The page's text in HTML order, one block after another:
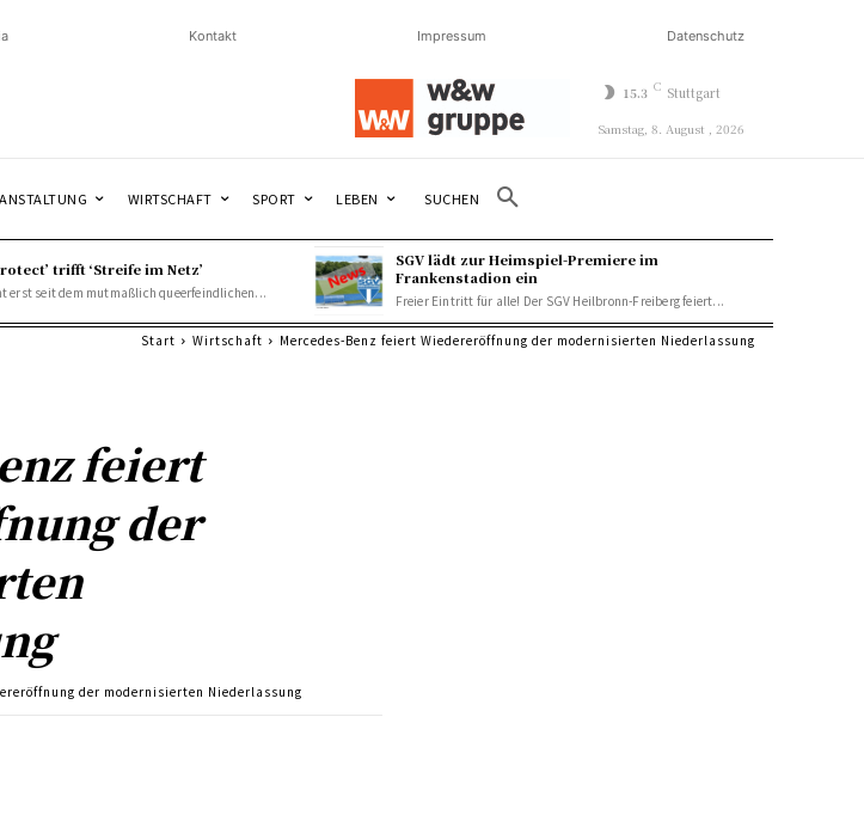
Kontakt Impressum Datenschutz
15.3 C Stuttgart
Samstag, 8. August , 2026
WIRTSCHAFT SPORT LEBEN SUCHEN
trifft ‘Streife im Netz’
erst seit dem mutmaßlich queerfeindlichen...
SGV lädt zur Heimspiel-Premiere im
Frankenstadion ein
Freier Eintritt für alle! Der SGV Heilbronn-Freiberg feiert...
Start Wirtschaft Mercedes-Benz feiert Wiedereröffnung der modernisierten Niederlassung
feiert
der
der modernisierten Niederlassung